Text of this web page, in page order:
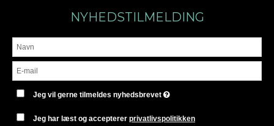
NYHEDSTILMELDING
Jeg vil gerne tilmeldes nyhedsbrevet
Jeg har læst og acceptererprivatlivspolitikken